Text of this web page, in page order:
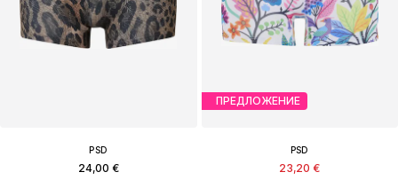
PSD
24,00 €
ПРЕДЛОЖЕНИЕ
PSD
23,20 €